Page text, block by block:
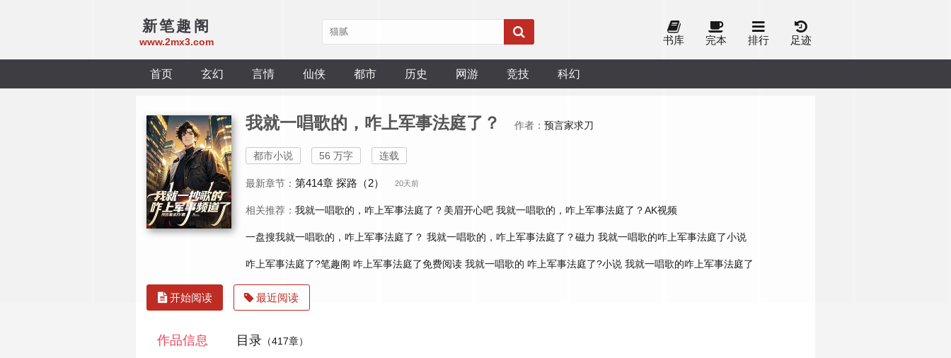
新笔趣阁
www.2mx3.com 书库 完本 排行 足迹
首页 玄幻 言情 仙侠 都市 历史 网游 竞技 科幻
我就一唱歌的，咋上军事法庭了？ 作者： 预言家求刀
都市小说 56 万字 连载
最新章节： 第414章 探路（2） 20天前
相关推荐： 我就一唱歌的，咋上军事法庭了？美眉开心吧 我就一唱歌的，咋上军事法庭了？AK视频
一盘搜我就一唱歌的，咋上军事法庭了？ 我就一唱歌的，咋上军事法庭了？磁力 我就一唱歌的咋上军事法庭了小说
咋上军事法庭了?笔趣阁 咋上军事法庭了免费阅读 我就一唱歌的 咋上军事法庭了?小说 我就一唱歌的咋上军事法庭了
开始阅读 最近阅读
作品信息 目录 （417章）